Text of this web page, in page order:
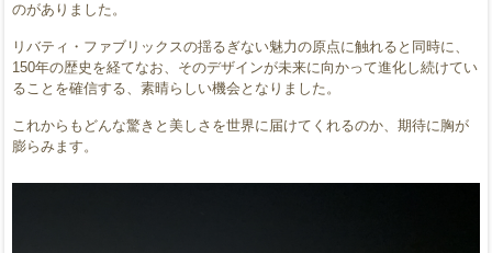
のがありました。
リバティ・ファブリックスの揺るぎない魅力の原点に触れると同時に、
150年の歴史を経てなお、そのデザインが未来に向かって進化し続けてい
ることを確信する、素晴らしい機会となりました。
これからもどんな驚きと美しさを世界に届けてくれるのか、期待に胸が
膨らみます。